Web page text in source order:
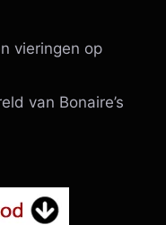
vieringen op
van Bonaire’s